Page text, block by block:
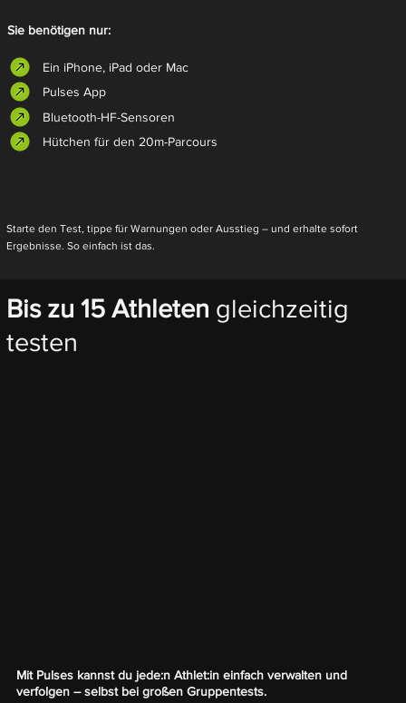
Sie benötigen nur:
Ein iPhone, iPad oder Mac
Pulses App
Bluetooth-HF-Sensoren
Hütchen für den 20m-Parcours
Starte den Test, tippe für Warnungen oder Ausstieg – und erhalte sofort
Ergebnisse. So einfach ist das.
Bis zu 15 Athleten gleichzeitig
testen
Mit Pulses kannst du jede:n Athlet:in einfach verwalten und
verfolgen – selbst bei großen Gruppentests.